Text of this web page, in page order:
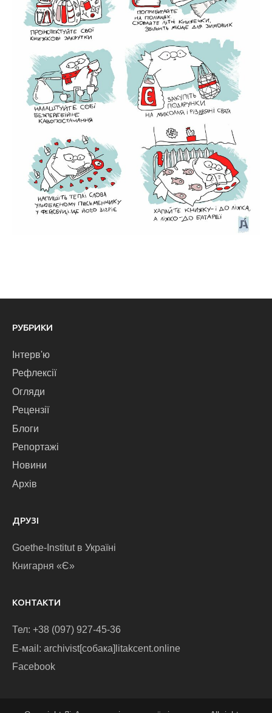
РУБРИКИ
Інтерв'ю
Рефлексії
Огляди
Рецензії
Блоги
Репортажі
Новини
Архів
ДРУЗІ
Goethe-Institut в Україні
Книгарня «Є»
КОНТАКТИ
Тел: +38 (097) 927-45-36
E-маіl: archivist[собака]litakcent.online
Facebook